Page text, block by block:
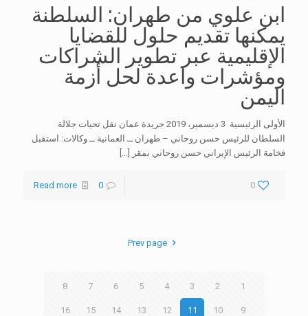
ابن علوي من طهران: السلطنة
يمكنها تقديم حلول للقضايا
الإقليمية عبر تطوير الشراكات
ومؤشرات واعدة لحل أزمة
اليمن
الأولى الرئيسية 3 ديسمبر، 2019 جريدة عمان نقل تحيات جلالة
السلطان للرئيس حسن روحاني – طهران ــ العمانية ــ وكالات: استقبل
فخامة الرئيس الإيراني حسن روحاني بمقر
[…]
0
0
Read more
Prev page
1
2
3
4
5
6
7
8
9
10
11
12
13
14
15
16